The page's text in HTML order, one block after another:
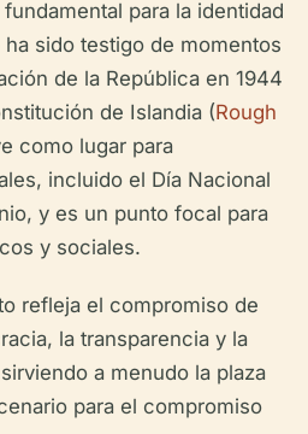
para la identidad
sido testigo de momentos
de la República en 1944
de Islandia (Rough
como lugar para
incluido el Día Nacional
y es un punto focal para
y sociales.
refleja el compromiso de
la transparencia y la
a menudo la plaza
para el compromiso